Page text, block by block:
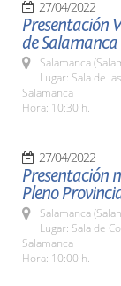
27/04/2022
Presentación
de
Salamanca
Lugar: Sala de
Salamanca
Hora: 10:30 h.
27/04/2022
Presentación
Pleno
Salamanca
Lugar: Sala de
Salamanca
Hora: 10:00 h.